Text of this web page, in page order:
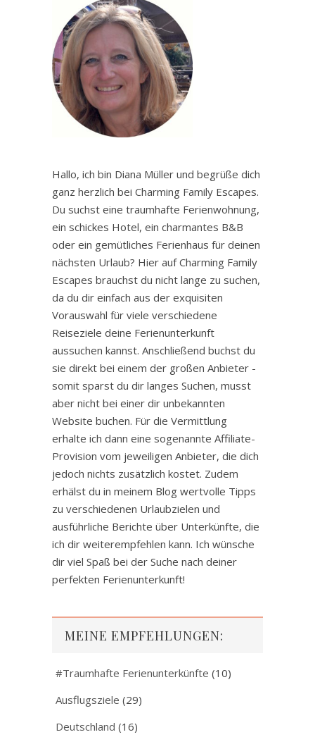
Hallo, ich bin Diana Müller und begrüße dich
ganz herzlich bei Charming Family Escapes.
Du suchst eine traumhafte Ferienwohnung,
ein schickes Hotel, ein charmantes B&B
oder ein gemütliches Ferienhaus für deinen
nächsten Urlaub? Hier auf Charming Family
Escapes brauchst du nicht lange zu suchen,
da du dir einfach aus der exquisiten
Vorauswahl für viele verschiedene
Reiseziele deine Ferienunterkunft
aussuchen kannst. Anschließend buchst du
sie direkt bei einem der großen Anbieter -
somit sparst du dir langes Suchen, musst
aber nicht bei einer dir unbekannten
Website buchen. Für die Vermittlung
erhalte ich dann eine sogenannte Affiliate-
Provision vom jeweiligen Anbieter, die dich
jedoch nichts zusätzlich kostet. Zudem
erhälst du in meinem Blog wertvolle Tipps
zu verschiedenen Urlaubzielen und
ausführliche Berichte über Unterkünfte, die
ich dir weiterempfehlen kann. Ich wünsche
dir viel Spaß bei der Suche nach deiner
perfekten Ferienunterkunft!
MEINE EMPFEHLUNGEN:
#Traumhafte Ferienunterkünfte (10)
Ausflugsziele (29)
Deutschland (16)